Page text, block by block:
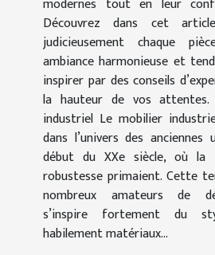
modernes tout en leur
Découvrez dans cet
judicieusement chaque
ambiance harmonieuse et
inspirer par des conseils
la hauteur de vos attentes.
industriel Le mobilier
dans l’univers des
début du XXe siècle, où
robustesse primaient. Cette
nombreux amateurs de
s’inspire fortement du
habilement matériaux...